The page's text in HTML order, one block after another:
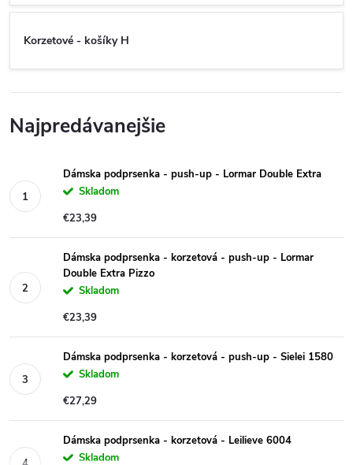
Korzetové - košíky H
Najpredávanejšie
Dámska podprsenka - push-up - Lormar Double Extra
Skladom
€23,39
Dámska podprsenka - korzetová - push-up - Lormar
Double Extra Pizzo
Skladom
€23,39
Dámska podprsenka - korzetová - push-up - Sielei 1580
Skladom
€27,29
Dámska podprsenka - korzetová - Leilieve 6004
Skladom